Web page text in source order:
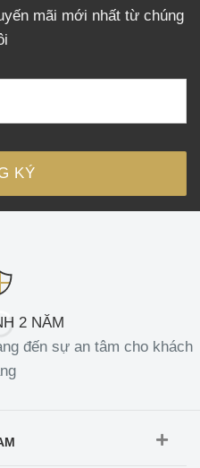
mãi mới nhất từ chúng
2 NĂM
đến sự an tâm cho khách